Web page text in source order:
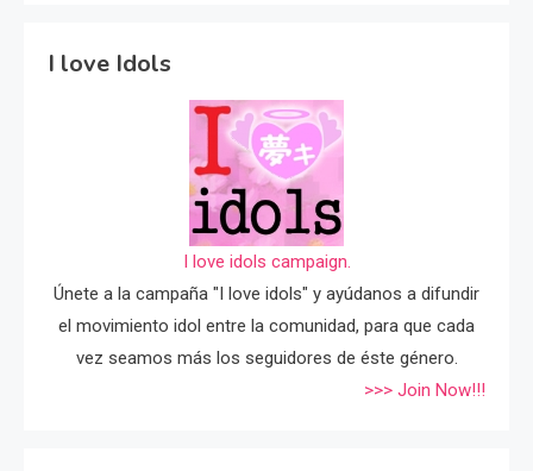
I love Idols
I love idols campaign.
Únete a la campaña "I love idols" y ayúdanos a difundir
el movimiento idol entre la comunidad, para que cada
vez seamos más los seguidores de éste género.
>>> Join Now!!!